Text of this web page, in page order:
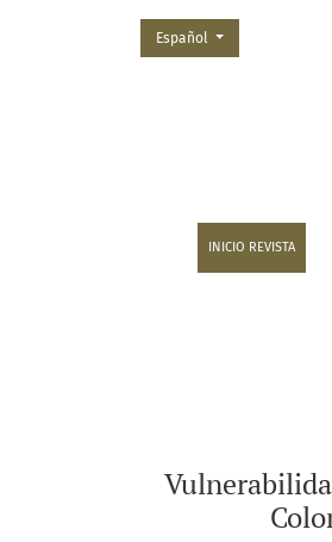
Vulnerabilidad y
INICIO REVISTA
Cambiar el idioma. El
Español